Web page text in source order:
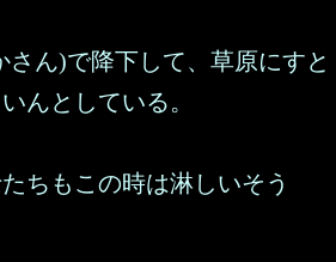
さん)で降下して、草原にすと
んとしている。
ちもこの時は淋しいそう